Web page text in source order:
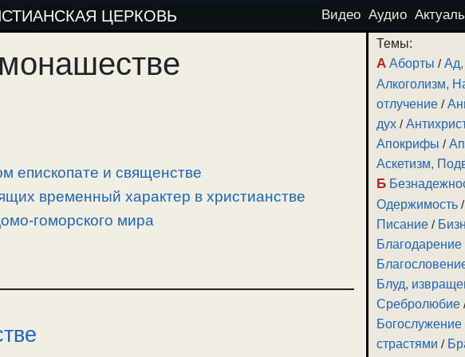
ЦЕРКОВЬ Видео Аудио
епископате и священстве
временный характер в христианстве
гоморского мира
Темы:
А Аборты /Ад,
Алкоголизм,
отлучение /
дух /
Апокрифы /
Аскетизм,
Б
Одержимость /
Писание /
Благодарение
Блуд,
Сребролюбие
Богослужение
страстями /